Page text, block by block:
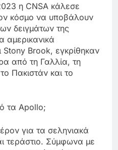
η CNSA κάλεσε
κόσμο να υποβάλουν
δειγμάτων της
αμερικανικά
Stony Brook, εγκρίθηκαν
από τη Γαλλία, τη
Πακιστάν και το
τα Apollo;
για τα σεληνιακά
τεράστιο. Σύμφωνα με